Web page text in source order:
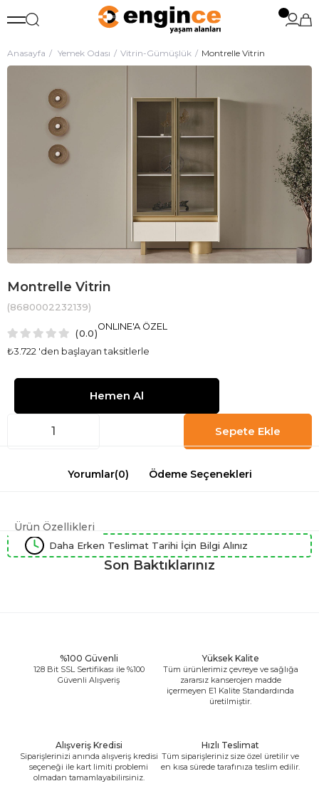
Anasayfa Yemek Odası Vitrin-Gümüşlük Montrelle Vitrin
Montrelle Vitrin
(8680002232139)
0.0
₺3.722 'den başlayan taksitlerle
ONLINE'A ÖZEL
Yorumlar(0) Ödeme Seçenekleri
Ürün Özellikleri
Daha Erken Teslimat Tarihi İçin Bilgi Alınız
Son Baktıklarınız
%100 Güvenli
128 Bit SSL Sertifikası ile %100
Güvenli Alışveriş
Yüksek Kalite
Tüm ürünlerimiz çevreye ve sağlığa
zararsız kanserojen madde
içermeyen E1 Kalite Standardında
üretilmiştir.
Alışveriş Kredisi
Siparişlerinizi anında alışveriş kredisi
seçeneği ile kart limiti problemi
olmadan tamamlayabilirsiniz.
Hızlı Teslimat
Tüm siparişleriniz size özel üretilir ve
en kısa sürede tarafınıza teslim edilir.